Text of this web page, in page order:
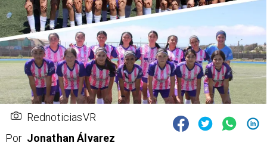
RednoticiasVR
Por Jonathan Álvarez